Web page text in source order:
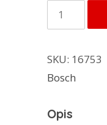
Bosch
kuhalo
THD-
2021
SKU: 16753
Bosch
Opis